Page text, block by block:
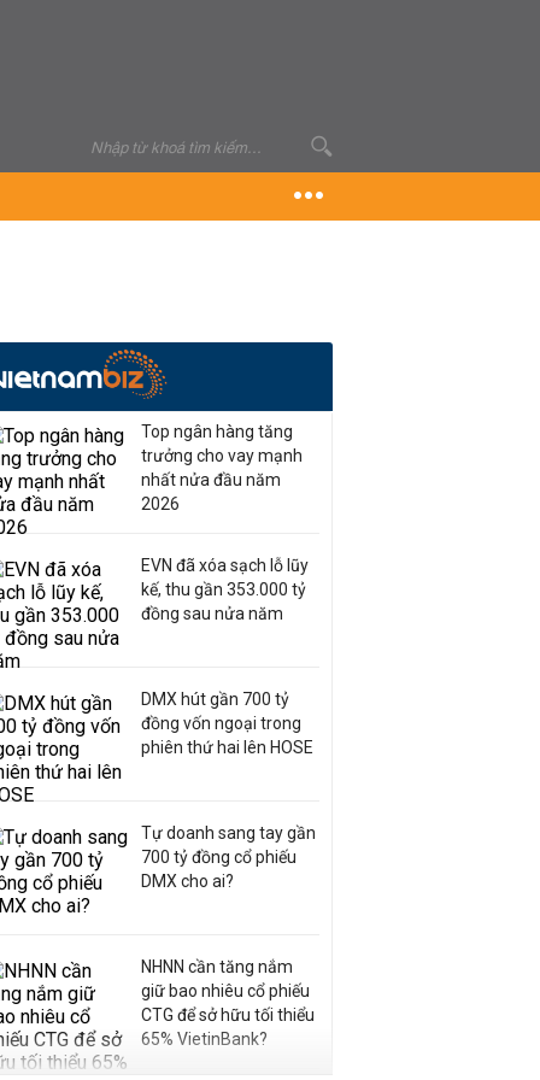
Top ngân hàng tăng
trưởng cho vay mạnh
nhất nửa đầu năm
2026
EVN đã xóa sạch lỗ lũy
kế, thu gần 353.000 tỷ
đồng sau nửa năm
DMX hút gần 700 tỷ
đồng vốn ngoại trong
phiên thứ hai lên HOSE
Tự doanh sang tay gần
700 tỷ đồng cổ phiếu
DMX cho ai?
NHNN cần tăng nắm
giữ bao nhiêu cổ phiếu
CTG để sở hữu tối thiểu
65% VietinBank?